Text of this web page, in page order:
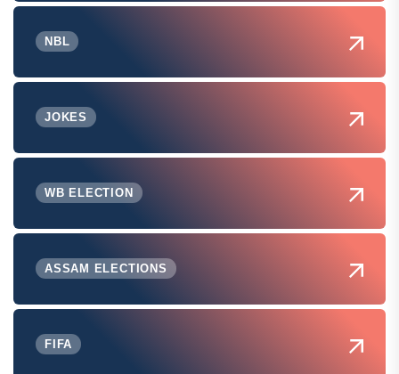
NBL
JOKES
WB ELECTION
ASSAM ELECTIONS
FIFA